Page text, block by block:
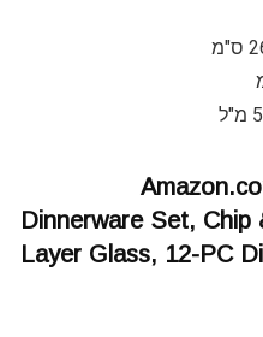
Dinnerware Set, Chip
Layer Glass, 12-PC